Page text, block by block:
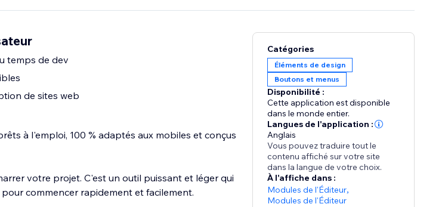
temps de dev
de sites web
à l'emploi, 100 % adaptés aux mobiles et conçus
votre projet. C'est un outil puissant et léger qui
commencer rapidement et facilement.
Catégories
Éléments de design
Boutons et menus
Disponibilité :
Cette application est disponible
dans le monde entier.
Langues de l'application :
Anglais
Vous pouvez traduire tout le
contenu affiché sur votre site
dans la langue de votre choix.
À l'affiche dans :
Modules de l'Éditeur,
Modules de l'Éditeur